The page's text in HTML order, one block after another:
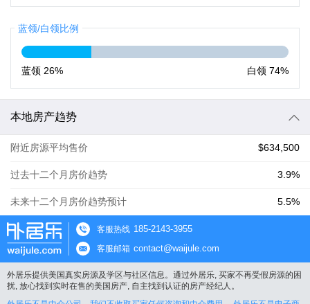
蓝领/白领比例
蓝领 26% 白领 74%
本地房产趋势
附近房源平均售价 $634,500
过去十二个月房价趋势 3.9%
未来十二个月房价趋势预计 5.5%
客服热线 185-2143-3955
客服邮箱 contact@waijule.com
外居乐提供美国真实房源及学区与社区信息。通过外居乐, 买家不再受假房源的困
扰, 放心找到实时在售的美国房产, 自主找到认证的房产经纪人。